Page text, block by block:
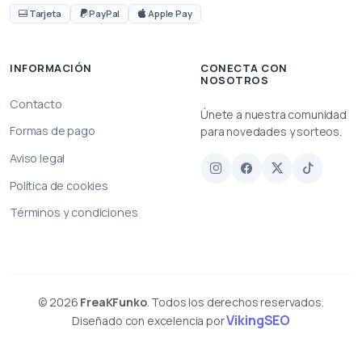
Tarjeta PayPal Apple Pay
INFORMACIÓN
Contacto
Formas de pago
Aviso legal
Política de cookies
Términos y condiciones
CONECTA CON
NOSOTROS
Únete a nuestra comunidad
para novedades y sorteos.
© 2026 FreaKFunko. Todos los derechos reservados.
Diseñado con excelencia porVikingSEO